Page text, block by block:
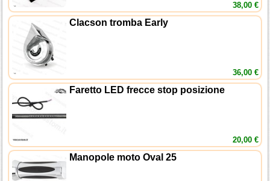
38,00 €
Clacson tromba Early
36,00 €
Faretto LED frecce stop posizione
20,00 €
Manopole moto Oval 25